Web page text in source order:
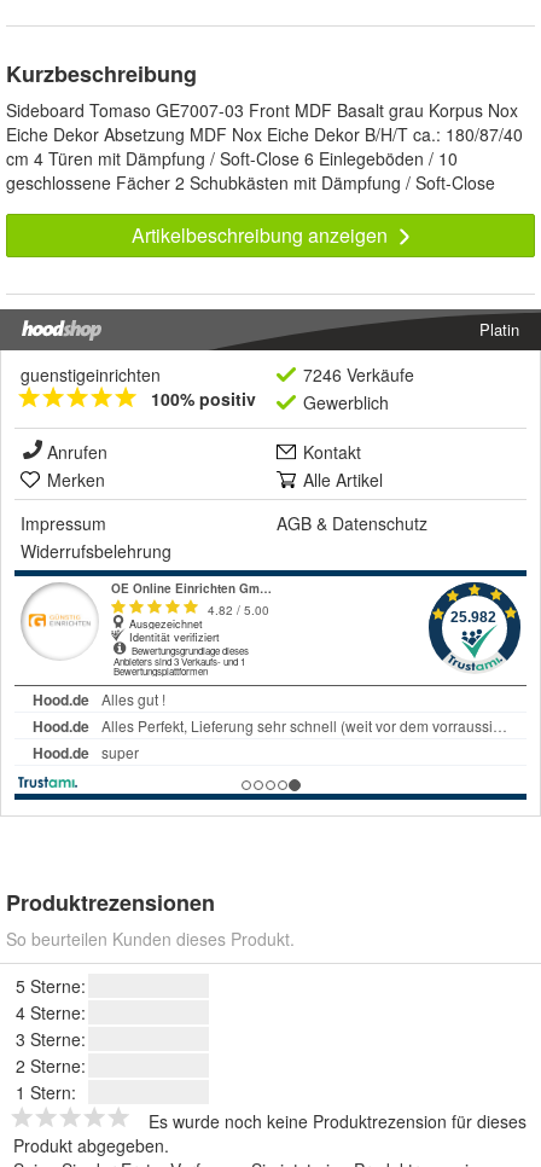
Kurzbeschreibung
Sideboard Tomaso GE7007-03 Front MDF Basalt grau Korpus Nox
Eiche Dekor Absetzung MDF Nox Eiche Dekor B/H/T ca.: 180/87/40
cm 4 Türen mit Dämpfung / Soft-Close 6 Einlegeböden / 10
geschlossene Fächer 2 Schubkästen mit Dämpfung / Soft-Close
Artikelbeschreibung anzeigen
Platin
guenstigeinrichten
100% positiv
7246 Verkäufe
Gewerblich
Anrufen
Kontakt
Merken
Alle Artikel
Impressum
AGB & Datenschutz
Widerrufsbelehrung
Produktrezensionen
So beurteilen Kunden dieses Produkt.
5 Sterne:
4 Sterne:
3 Sterne:
2 Sterne:
1 Stern:
Es wurde noch keine Produktrezension für dieses
Produkt abgegeben.